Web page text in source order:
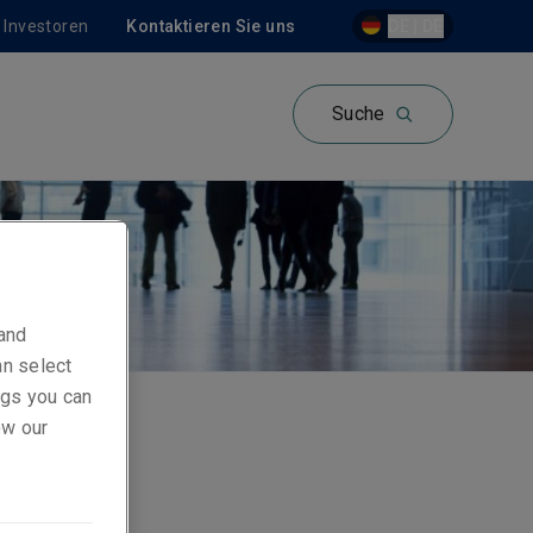
Kontaktieren Sie uns
Investoren
Suche
select
you can
our